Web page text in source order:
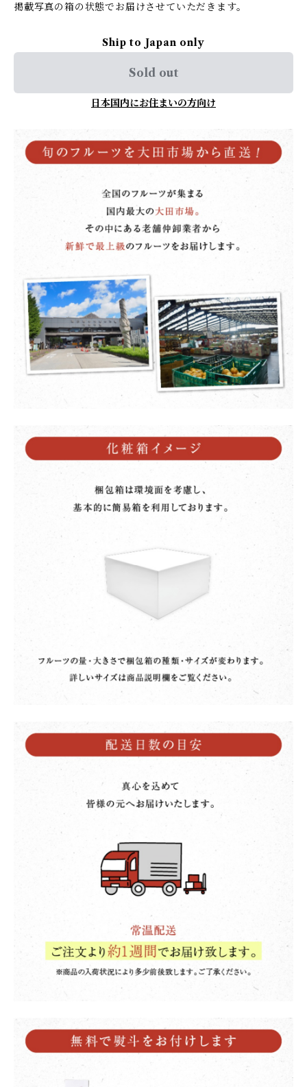
掲載写真の箱の状態でお届けさせていただきます。
Ship to Japan only
Sold out
日本国内にお住まいの方向け